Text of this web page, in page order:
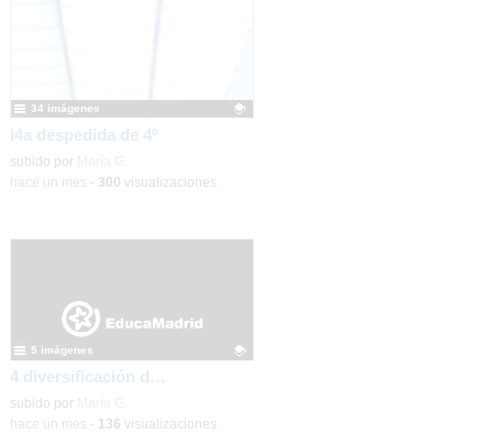
i4a despedida de 4º
Contenido educativo.
subido por
34 imágenes
hace un mes - 300 visualizaciones
4 diversificación despedida de 4º
Contenido educativo.
subido por
5 imágenes
hace un mes - 136 visualizaciones